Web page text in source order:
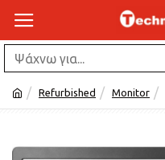
Refurbished Monitor